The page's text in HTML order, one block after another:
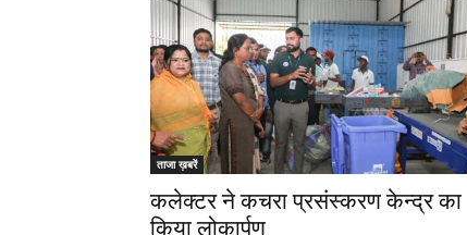
ताजा ख़बरें
कलेक्टर ने कचरा प्रसंस्करण केन्द्र का
किया लोकार्पण